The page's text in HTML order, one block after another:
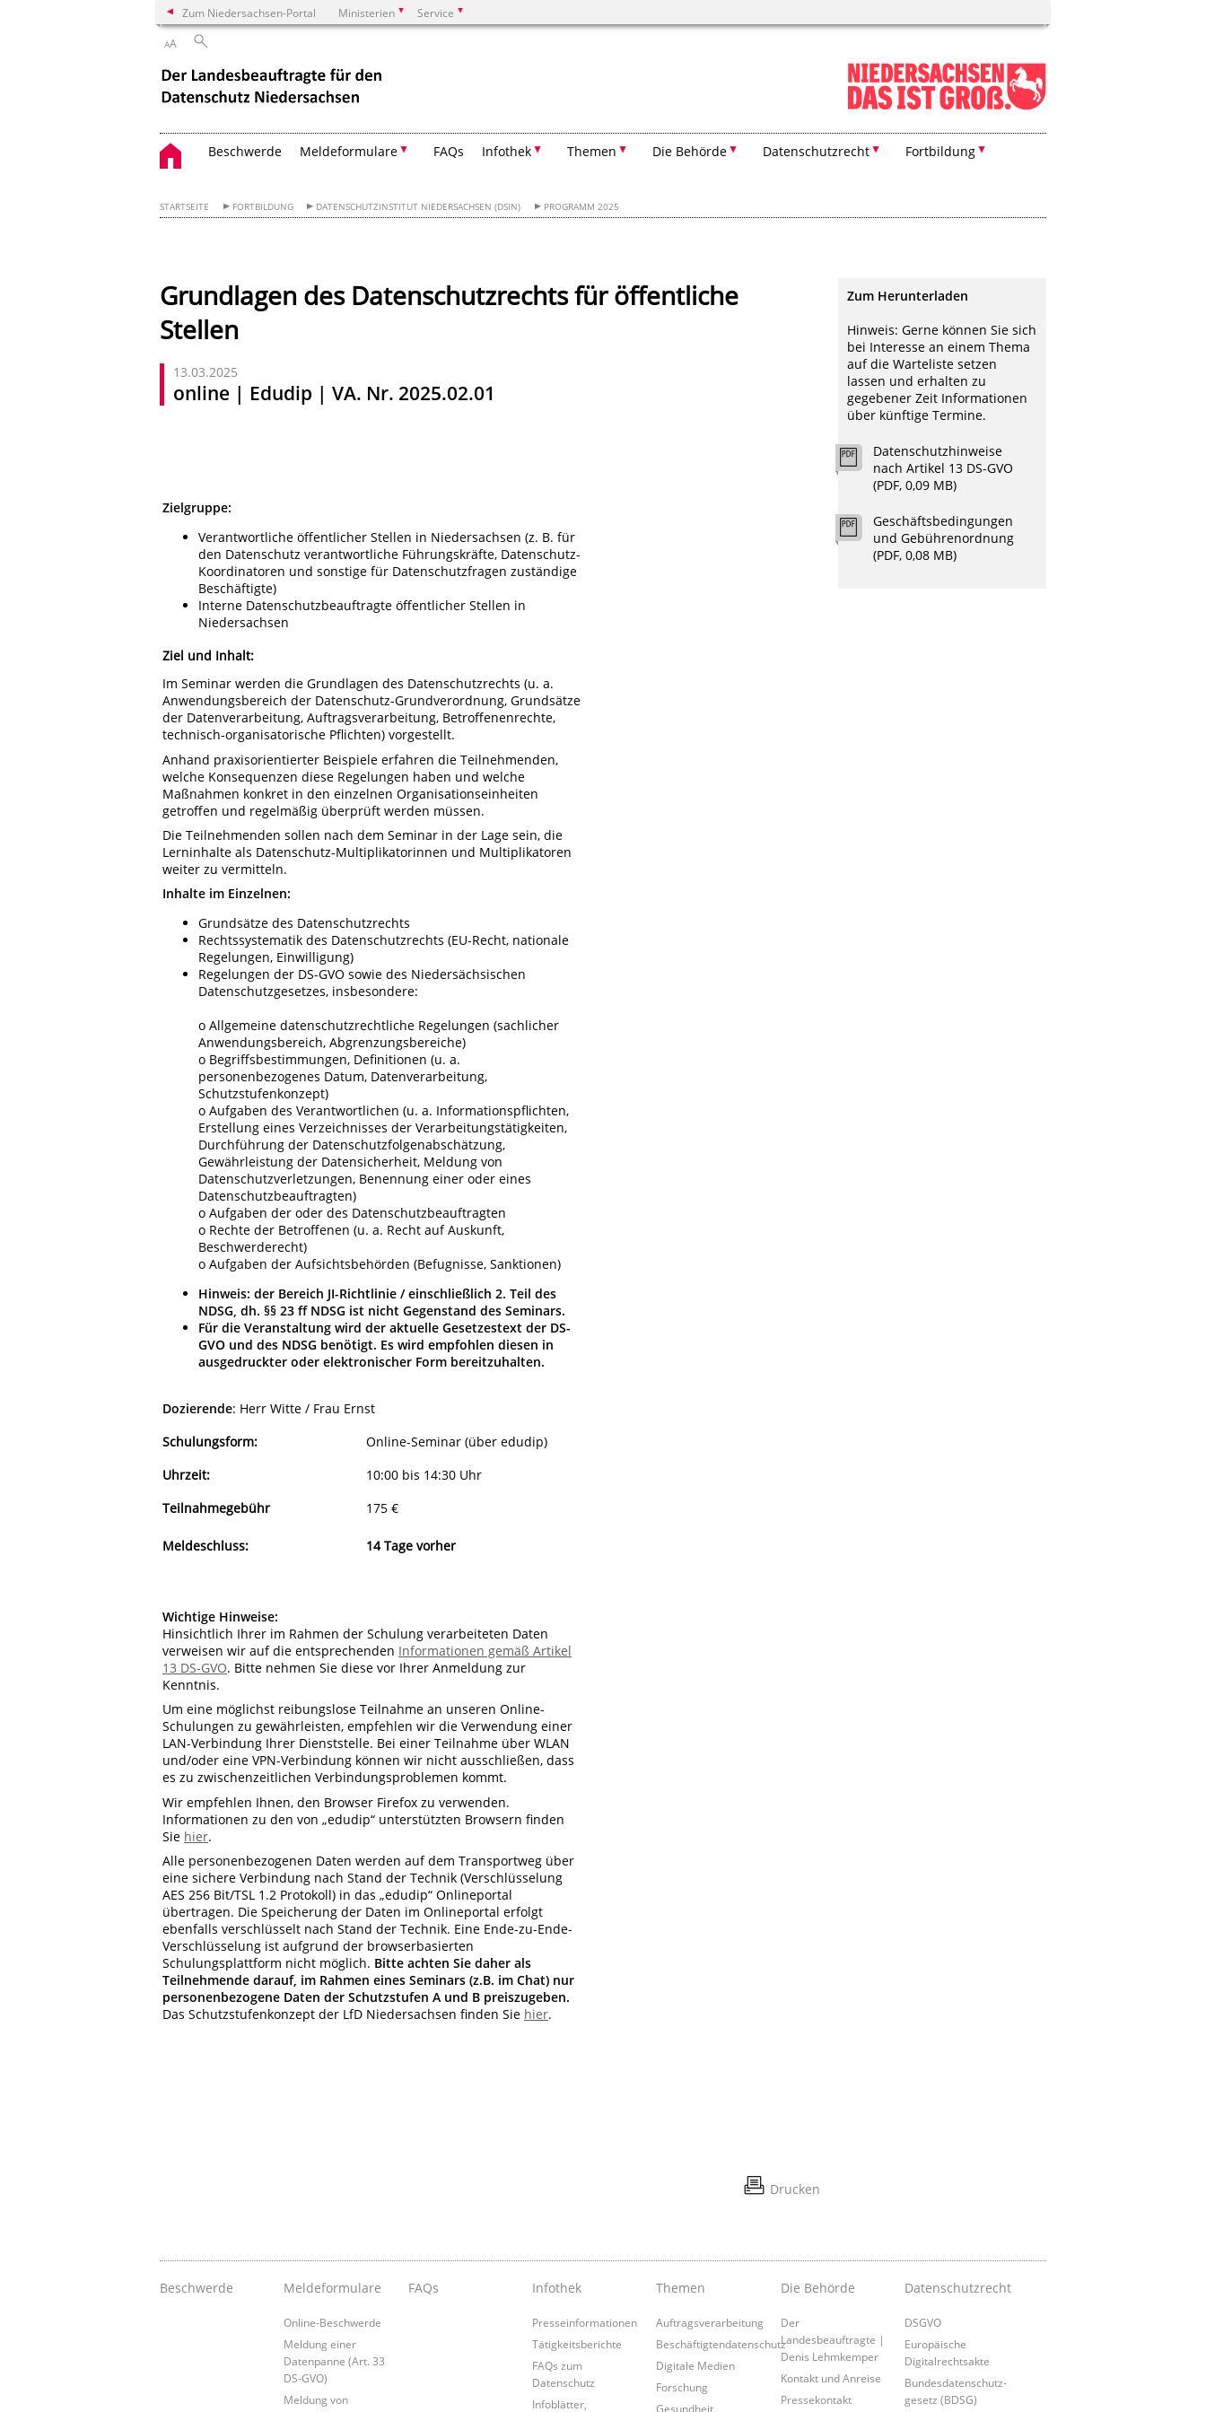
Zum Niedersachsen-Portal Ministerien Service
AA
Beschwerde Meldeformulare FAQs Infothek Themen Die Behörde Datenschutzrecht Fortbildung
STARTSEITE FORTBILDUNG DATENSCHUTZINSTITUT NIEDERSACHSEN (DSIN) PROGRAMM 2025
Grundlagen des Datenschutzrechts für öffentliche
Stellen
13.03.2025
online | Edudip | VA. Nr. 2025.02.01
Zielgruppe:
Verantwortliche öffentlicher Stellen in Niedersachsen (z. B. für
den Datenschutz verantwortliche Führungskräfte, Datenschutz-
Koordinatoren und sonstige für Datenschutzfragen zuständige
Beschäftigte)
Interne Datenschutzbeauftragte öffentlicher Stellen in
Niedersachsen
Ziel und Inhalt:
Im Seminar werden die Grundlagen des Datenschutzrechts (u. a.
Anwendungsbereich der Datenschutz-Grundverordnung, Grundsätze
der Datenverarbeitung, Auftragsverarbeitung, Betroffenenrechte,
technisch-organisatorische Pflichten) vorgestellt.
Anhand praxisorientierter Beispiele erfahren die Teilnehmenden,
welche Konsequenzen diese Regelungen haben und welche
Maßnahmen konkret in den einzelnen Organisationseinheiten
getroffen und regelmäßig überprüft werden müssen.
Die Teilnehmenden sollen nach dem Seminar in der Lage sein, die
Lerninhalte als Datenschutz-Multiplikatorinnen und Multiplikatoren
weiter zu vermitteln.
Inhalte im Einzelnen:
Grundsätze des Datenschutzrechts
Rechtssystematik des Datenschutzrechts (EU-Recht, nationale
Regelungen, Einwilligung)
Regelungen der DS-GVO sowie des Niedersächsischen
Datenschutzgesetzes, insbesondere:
o Allgemeine datenschutzrechtliche Regelungen (sachlicher
Anwendungsbereich, Abgrenzungsbereiche)
o Begriffsbestimmungen, Definitionen (u. a.
personenbezogenes Datum, Datenverarbeitung,
Schutzstufenkonzept)
o Aufgaben des Verantwortlichen (u. a. Informationspflichten,
Erstellung eines Verzeichnisses der Verarbeitungstätigkeiten,
Durchführung der Datenschutzfolgenabschätzung,
Gewährleistung der Datensicherheit, Meldung von
Datenschutzverletzungen, Benennung einer oder eines
Datenschutzbeauftragten)
o Aufgaben der oder des Datenschutzbeauftragten
o Rechte der Betroffenen (u. a. Recht auf Auskunft,
Beschwerderecht)
o Aufgaben der Aufsichtsbehörden (Befugnisse, Sanktionen)
Hinweis: der Bereich JI-Richtlinie / einschließlich 2. Teil des
NDSG, dh. §§ 23 ff NDSG ist nicht Gegenstand des Seminars.
Für die Veranstaltung wird der aktuelle Gesetzestext der DS-
GVO und des NDSG benötigt. Es wird empfohlen diesen in
ausgedruckter oder elektronischer Form bereitzuhalten.
Dozierende: Herr Witte / Frau Ernst
Schulungsform:
Online-Seminar (über edudip)
Uhrzeit:
10:00 bis 14:30 Uhr
Teilnahmegebühr
175 €
Meldeschluss: 14 Tage vorher
Wichtige Hinweise:
Hinsichtlich Ihrer im Rahmen der Schulung verarbeiteten Daten
verweisen wir auf die entsprechenden Informationen gemäß Artikel
13 DS-GVO. Bitte nehmen Sie diese vor Ihrer Anmeldung zur
Kenntnis.
Um eine möglichst reibungslose Teilnahme an unseren Online-
Schulungen zu gewährleisten, empfehlen wir die Verwendung einer
LAN-Verbindung Ihrer Dienststelle. Bei einer Teilnahme über WLAN
und/oder eine VPN-Verbindung können wir nicht ausschließen, dass
es zu zwischenzeitlichen Verbindungsproblemen kommt.
Wir empfehlen Ihnen, den Browser Firefox zu verwenden.
Informationen zu den von „edudip“ unterstützten Browsern finden
Sie hier.
Alle personenbezogenen Daten werden auf dem Transportweg über
eine sichere Verbindung nach Stand der Technik (Verschlüsselung
AES 256 Bit/TSL 1.2 Protokoll) in das „edudip“ Onlineportal
übertragen. Die Speicherung der Daten im Onlineportal erfolgt
ebenfalls verschlüsselt nach Stand der Technik. Eine Ende-zu-Ende-
Verschlüsselung ist aufgrund der browserbasierten
Schulungsplattform nicht möglich. Bitte achten Sie daher als
Teilnehmende darauf, im Rahmen eines Seminars (z.B. im Chat) nur
personenbezogene Daten der Schutzstufen A und B preiszugeben.
Das Schutzstufenkonzept der LfD Niedersachsen finden Sie hier.
Drucken
Zum Herunterladen
Hinweis: Gerne können Sie sich
bei Interesse an einem Thema
auf die Warteliste setzen
lassen und erhalten zu
gegebener Zeit Informationen
über künftige Termine.
Datenschutzhinweise
nach Artikel 13 DS-GVO
(PDF, 0,09 MB)
Geschäftsbedingungen
und Gebührenordnung
(PDF, 0,08 MB)
Beschwerde Meldeformulare
Online-Beschwerde
Meldung einer
Datenpanne (Art. 33
DS-GVO)
Meldung von
FAQs Infothek
Presseinformationen
Tätigkeitsberichte
FAQs zum
Datenschutz
Infoblätter,
Themen
Auftragsverarbeitung
Beschäftigtendatenschutz
Digitale Medien
Forschung
Gesundheit
Die Behörde
Der
Landesbeauftragte |
Denis Lehmkemper
Kontakt und Anreise
Pressekontakt
Datenschutzrecht
DSGVO
Europäische
Digitalrechtsakte
Bundesdatenschutz-
gesetz (BDSG)